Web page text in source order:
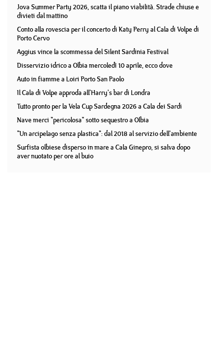
Jova Summer Party 2026, scatta il piano viabilità. Strade chiuse e
divieti dal mattino
Conto alla rovescia per il concerto di Katy Perry al Cala di Volpe di
Porto Cervo
Aggius vince la scommessa del Silent Sardinia Festival
Disservizio idrico a Olbia mercoledì 10 aprile, ecco dove
Auto in fiamme a Loiri Porto San Paolo
Il Cala di Volpe approda all'Harry's bar di Londra
Tutto pronto per la Vela Cup Sardegna 2026 a Cala dei Sardi
Nave merci "pericolosa" sotto sequestro a Olbia
"Un arcipelago senza plastica": dal 2018 al servizio dell'ambiente
Surfista olbiese disperso in mare a Cala Ginepro, si salva dopo
aver nuotato per ore al buio